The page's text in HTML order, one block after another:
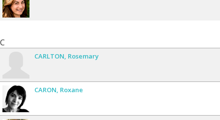
C
CARLTON Rosemary
CARON Roxane